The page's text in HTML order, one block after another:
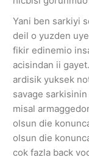
Yani ben sarkiyi
deil o yuzden
fikir edinemio
acisindan ii
ardisik yuksek
savage
misal
olsun die
olsun die
cok fazla back